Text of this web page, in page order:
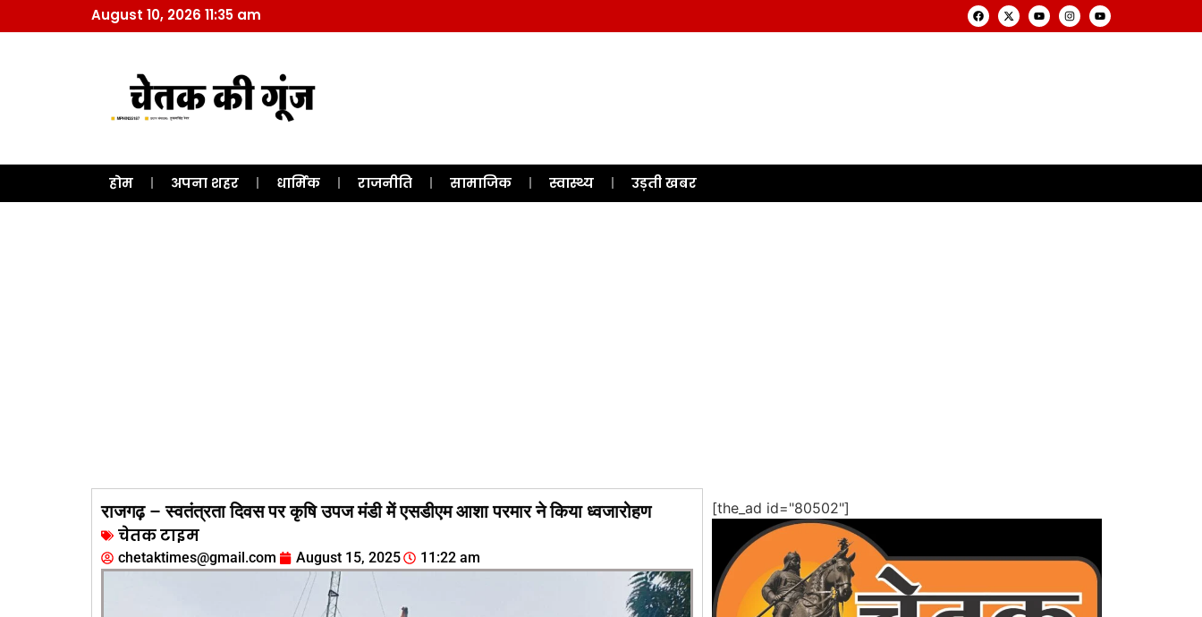
August 10, 2026 11:35 am
होम अपना शहर धार्मिक राजनीति सामाजिक स्वास्थ्य उड़ती खबर
राजगढ़ – स्वतंत्रता दिवस पर कृषि उपज मंडी में एसडीएम आशा परमार ने किया ध्वजारोहण
चेतक टाइम
chetaktimes@gmail.com August 15, 2025 11:22 am
[the_ad id="80502"]